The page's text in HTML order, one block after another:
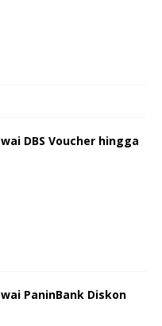
DBS Voucher hingga
PaninBank Diskon